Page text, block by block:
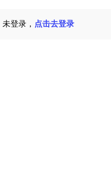
未登录， 点击去登录